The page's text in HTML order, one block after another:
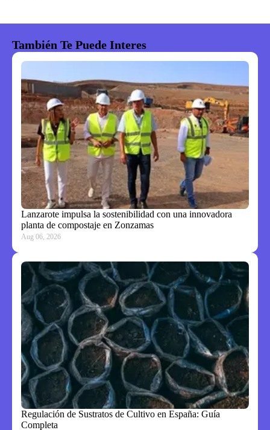
También Te Puede Interes
Lanzarote impulsa la sostenibilidad con una innovadora
planta de compostaje en Zonzamas
Aug 06, 2026
Regulación de Sustratos de Cultivo en España: Guía
Completa